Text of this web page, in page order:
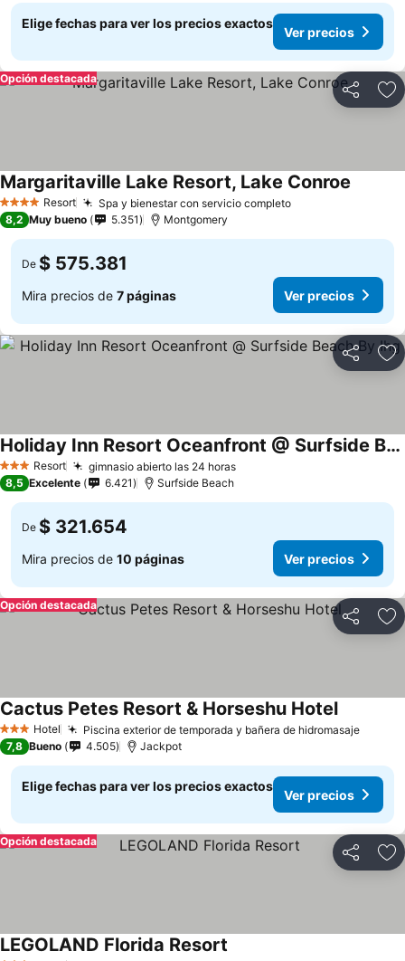
Elige fechas para ver los precios exactos
Ver precios
Compartir
Opción destacada
4 EstrellasResort Spa y bienestar con servicio completo
Margaritaville Lake Resort, Lake Conroe
8,2 Muy bueno 5.351 Montgomery
De $ 575.381
Mira precios de 7 páginas Ver precios
Compartir
3 EstrellasResort gimnasio abierto las 24 horas
Holiday Inn Resort Oceanfront @ Surfside Beach By Ihg
8,5 Excelente 6.421 Surfside Beach
De $ 321.654
Mira precios de 10 páginas Ver precios
Compartir
Opción destacada
3 Estrellas
Hotel Piscina exterior de temporada y bañera de hidromasaje
Cactus Petes Resort & Horseshu Hotel
7,8 Bueno 4.505 Jackpot
Elige fechas para ver los precios exactos
Ver precios
Compartir
Opción destacada
LEGOLAND Florida Resort